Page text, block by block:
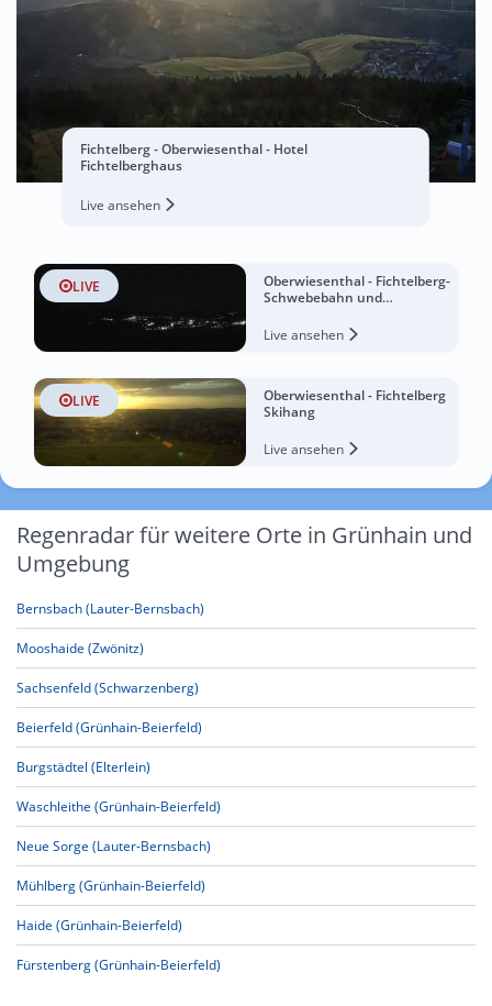
Fichtelberg - Oberwiesenthal - Hotel
Fichtelberghaus
Live ansehen
LIVE
Oberwiesenthal - Fichtelberg-
Schwebebahn und
Live ansehen
LIVE
Oberwiesenthal - Fichtelberg
Skihang
Live ansehen
Regenradar für weitere Orte in Grünhain und
Umgebung
Bernsbach (Lauter-Bernsbach)
Mooshaide (Zwönitz)
Sachsenfeld (Schwarzenberg)
Beierfeld (Grünhain-Beierfeld)
Burgstädtel (Elterlein)
Waschleithe (Grünhain-Beierfeld)
Neue Sorge (Lauter-Bernsbach)
Mühlberg (Grünhain-Beierfeld)
Haide (Grünhain-Beierfeld)
Fürstenberg (Grünhain-Beierfeld)